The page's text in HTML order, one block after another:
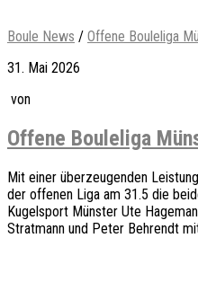
Boule News / Offene Bouleliga
31. Mai 2026
von
Offene Bouleliga
Mit einer überzeugenden
der offenen Liga am 31.5 die
Kugelsport Münster Ute
Stratmann und Peter Behrendt